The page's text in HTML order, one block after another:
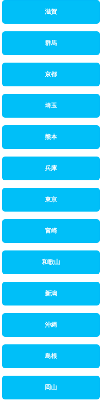
滋賀
群馬
京都
埼玉
熊本
兵庫
東京
宮崎
和歌山
新潟
沖縄
島根
岡山